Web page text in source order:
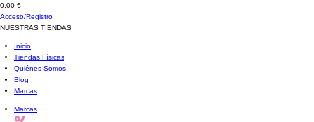
0,00 €
Acceso/Registro
NUESTRAS TIENDAS
Inicio
Tiendas Físicas
Quiénes Somos
Blog
Marcas
Marcas